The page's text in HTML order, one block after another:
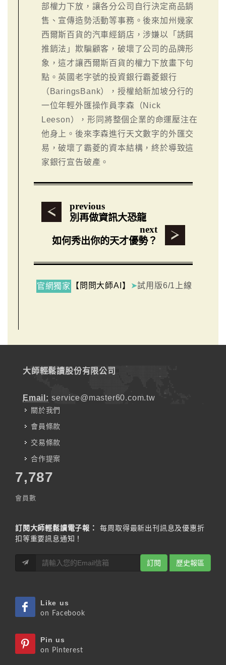
部權力下放，讓各分公司自行決定商品銷
售、宣傳造勢活動等事務。後來加州幾家
西爾斯百貨的汽車經銷店，涉嫌以「誘餌
推銷法」欺騙顧客，破壞了公司的品牌形
象，這才讓西爾斯百貨的權力下放畫下句
點。英國老字號的投資銀行霸菱銀行
（BaringsBank），授權給新加坡分行的
一位年輕外匯操作員李森（Nick
Leeson），形同將整個企業的命運壓注在
他身上。後來李森進行天文數字的外匯交
易，破壞了霸菱的資本結構，終於導致這
家銀行宣告破產。
previous
別再做資訊大恐龍
next
如何秀出你的天才優勢？
官網獨家 【問問大師AI】 ➤試用版6/1上線
大師輕鬆讀股份有限公司
Email: service@master60.com.tw
關於我們
會員條款
交易條款
合作提案
7,787
會員數
訂閱大師輕鬆讀電子報：
每周取得最新出刊訊息及優惠折
扣等重要訊息通知！
訂閱 歷史報區
Like us
on Facebook
Pin us
on Pinterest